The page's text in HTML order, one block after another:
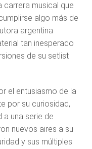
carrera musical que
algo más de
argentina
tan inesperado
de su setlist
el entusiasmo de la
por su curiosidad,
a una serie de
nuevos aires a su
y sus múltiples